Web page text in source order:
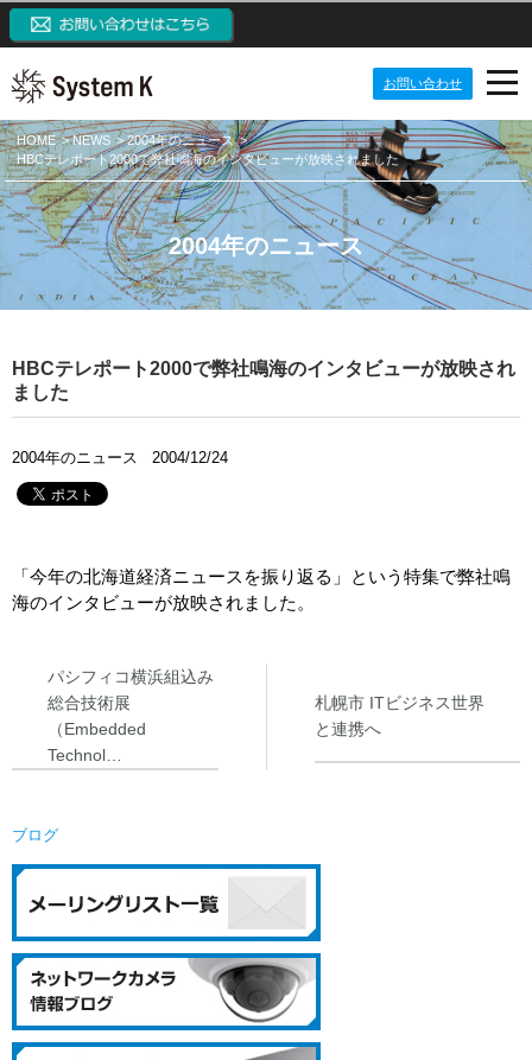
お問い合わせ
PRODUCTS
プロダクト
IP監視カメラシステム
ネットワークカメラ
パッケージ製品
NEWS
ニュース
定期配信メールのご登録
監視カメラブログ
VMSブログ
ABOUT US
目指す価値観
所在地
採用情報
CONTACT US
SKクラウドカメラサイトへ
NVR(ネットワークビデオレコーダー)サイトへ
HOME NEWS
2004年のニュース
HBCテレポート2000で弊社鳴海のインタビューが放映されました
2004年のニュース
HBCテレポート2000で弊社鳴海のインタビューが放映され
ました
2004年のニュース 2004/12/24
「今年の北海道経済ニュースを振り返る」という特集で弊社鳴
海のインタビューが放映されました。
パシフィコ横浜組込み
総合技術展
（Embedded
Technol…
札幌市 ITビジネス世界
と連携へ
ブログ